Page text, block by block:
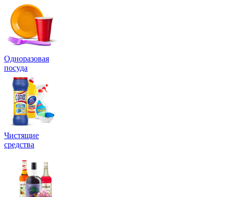
Одноразовая
посуда
Чистящие
средства